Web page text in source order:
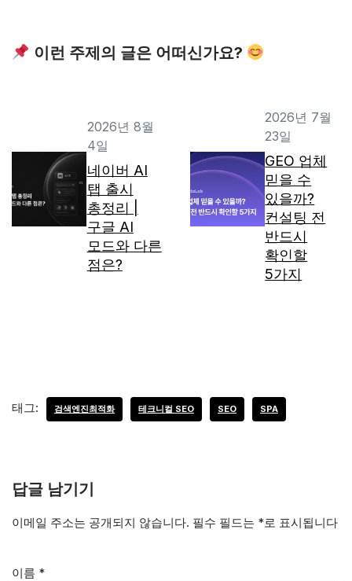
이런 주제의 글은 어떠신가요?
2026년 8월
4일
네이버 AI
탭 출시
총정리 |
구글 AI
모드와 다른
점은?
2026년 7월
23일
GEO 업체
믿을 수
있을까?
컨설팅 전
반드시
확인할
5가지
태그: 검색엔진최적화 테크니컬 SEO SEO SPA
답글 남기기
이메일 주소는 공개되지 않습니다. 필수 필드는 *로 표시됩니다
이름 *